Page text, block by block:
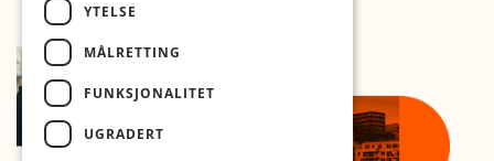
YTELSE
MÅLRETTING
FUNKSJONALITET
UGRADERT